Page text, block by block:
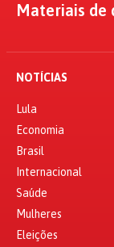
Materiais de
NOTÍCIAS
Lula
Economia
Brasil
Internacional
Saúde
Mulheres
Eleições